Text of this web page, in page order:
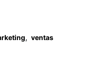
, ventas